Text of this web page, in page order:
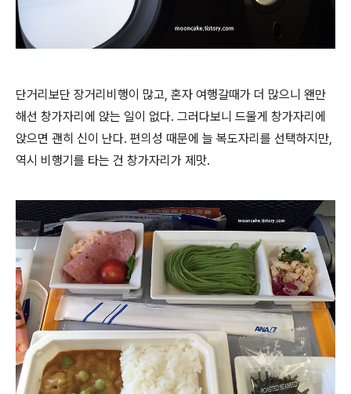
단거리보단 장거리비행이 많고, 혼자 여행갈때가 더 많으니 왠만
해선 창가자리에 앉는 일이 없다. 그러다보니 드물게 창가자리에
앉으면 괜히 신이 난다. 편의성 때문에 늘 복도자리를 선택하지만,
역시 비행기를 타는 건 창가자리가 제맛.